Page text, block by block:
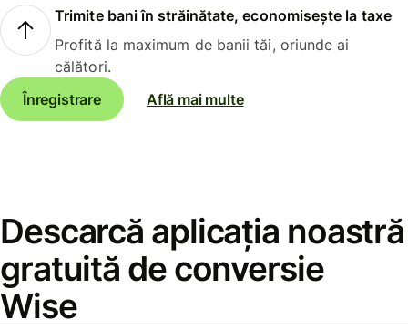
Trimite bani în străinătate, economisește la taxe
Profită la maximum de banii tăi, oriunde ai
călători.
Înregistrare
Află mai multe
Descarcă aplicația noastră
gratuită de conversie
Wise